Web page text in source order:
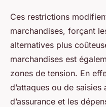
Ces restrictions
marchandises, forçant
alternatives plus
marchandises est
zones de tension. En
d’attaques ou de
d’assurance et les